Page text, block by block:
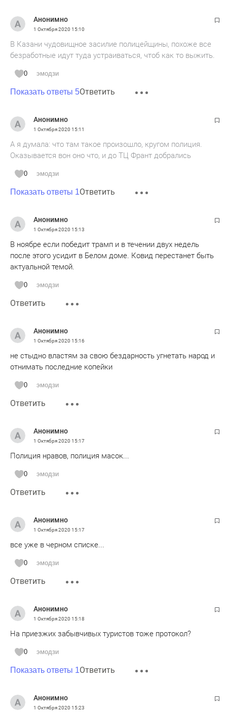
Анонимно
1 Октября 2020 15:10
В Казани чудовищное засилие полицейщины, похоже все
безработные идут туда устраиваться, чтоб как то выжить.
0 эмодзи
Показать ответы 5Ответить
Анонимно
1 Октября 2020 15:11
А я думала: что там такое произошло, кругом полиция.
Оказывается вон оно что, и до ТЦ Франт добрались
0 эмодзи
Показать ответы 1Ответить
Анонимно
1 Октября 2020 15:13
В ноябре если победит трамп и в течении двух недель
после этого усидит в Белом доме. Ковид перестанет быть
актуальной темой.
0 эмодзи
Ответить
Анонимно
1 Октября 2020 15:16
не стыдно властям за свою бездарность угнетать народ и
отнимать последние копейки
0 эмодзи
Ответить
Анонимно
1 Октября 2020 15:17
Полиция нравов, полиция масок...
0 эмодзи
Ответить
Анонимно
1 Октября 2020 15:17
все уже в черном списке...
0 эмодзи
Ответить
Анонимно
1 Октября 2020 15:18
На приезжих забывчивых туристов тоже протокол?
0 эмодзи
Показать ответы 1Ответить
Анонимно
1 Октября 2020 15:23